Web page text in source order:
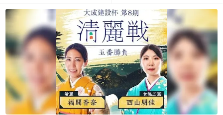
+103 -1
11. 匿名 2014/01/05(日) 11:19:22
好きな人と付き合えた
今も幸せ (*^▽^)/★*☆♪
+93 -8